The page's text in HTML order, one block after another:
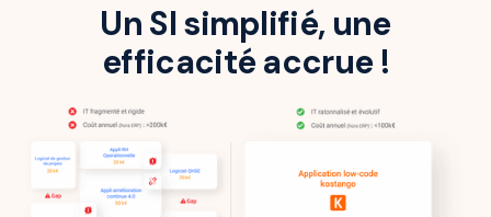
Un SI simplifié, une
efficacité accrue !